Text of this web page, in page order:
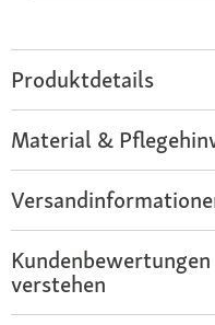
Produktdetails
Material &
verstehen